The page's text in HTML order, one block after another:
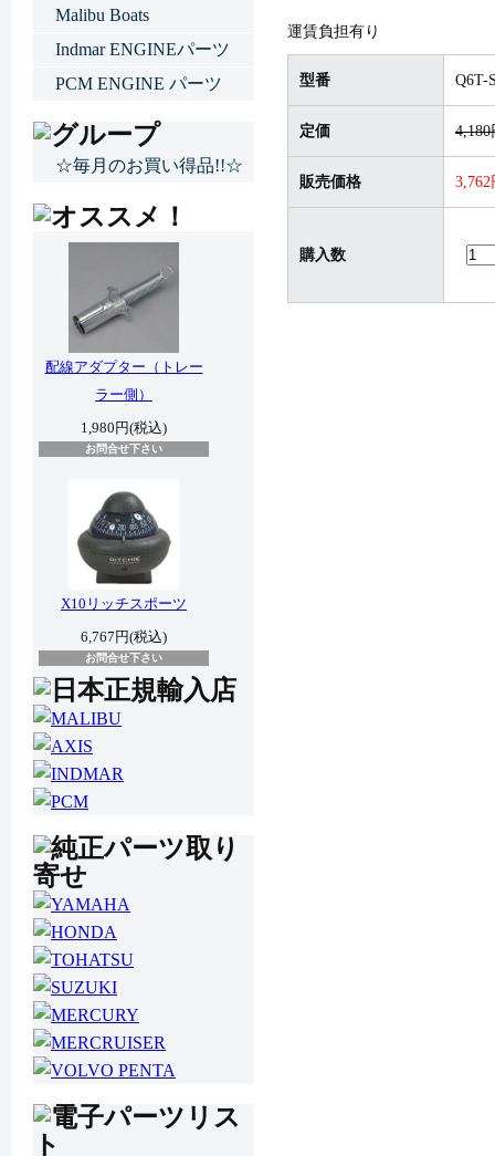
運賃負担有り
型番 Q6T-
定価
販売価格
購入数
Malibu Boats
Indmar ENGINEパーツ
PCM ENGINE パーツ
☆毎月のお買い得品!!☆
配線アダプター（トレー
ラー側）
1,980円(税込)
お問合せ下さい
X10リッチスポーツ
6,767円(税込)
お問合せ下さい